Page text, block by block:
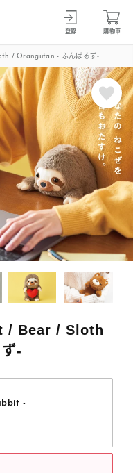
登錄 購物車
/ Orangutan - ふんばるず-
/ Bear / Sloth
-
-